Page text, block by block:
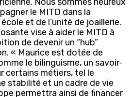
le MITD dans la
et de l’unité de joaillerie.
vise à aider le MITD à
de devenir un “hub”
« Maurice est dotée de
le bilinguisme, un savoir-
certains métiers, tel le
stabilité et un cadre de vie
permettra ainsi de financer